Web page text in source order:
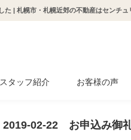
スタッフ紹介 お客様の声
2019-02-22 お申込み御